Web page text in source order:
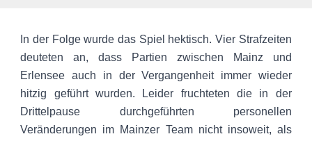
In der Folge wurde das Spiel hektisch. Vier Strafzeiten
deuteten an, dass Partien zwischen Mainz und
Erlensee auch in der Vergangenheit immer wieder
hitzig geführt wurden. Leider fruchteten die in der
Drittelpause durchgeführten personellen
Veränderungen im Mainzer Team nicht insoweit, als